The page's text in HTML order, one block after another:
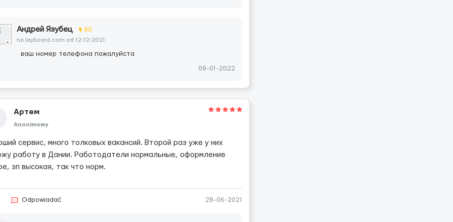
Андрей Язубец 90
na layboard.com od 12-12-2021
ваш номер телефона пожалуйста
09-01-2022
Артем
Anonimowy
сервис, много толковых вакансий. Второй раз уже у них
работу в Дании. Работодатели нормальные, оформление
зп высокая, так что норм.
Odpowiadać 28-06-2021